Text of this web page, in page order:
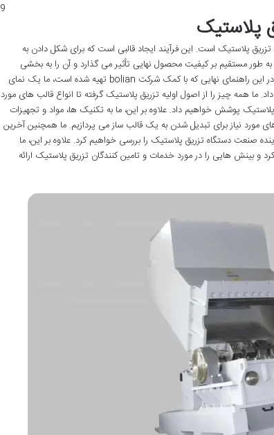
9
پلاستیک
پلاستیک است. این فرآیند ایجاد قالبی است که برای شکل دادن به
مستقیم بر کیفیت محصول نهایی تأثیر می گذارد و آن را به بخشی
جدایی ناپذیر از فرآیند دستگاه تزریق پلاستیک تبدیل می کند. در این راهنمای نهایی که با کمک شرکت bolian تهیه شده است، ما یک نمای
ما همه چیز را از اصول اولیه تزریق پلاستیک گرفته تا انواع قالب های مورد
پوشش خواهیم داد. علاوه بر این، ما به تکنیک ها، مواد و تجهیزات
نیاز برای تبدیل شدن به یک قالب ساز می پردازیم. ما همچنین آخرین
صنعت دستگاه تزریق پلاستیک را بررسی خواهیم کرد. علاوه بر این، ما
بینش هایی را در مورد خدمات و تامین کنندگان تزریق پلاستیک ارائه